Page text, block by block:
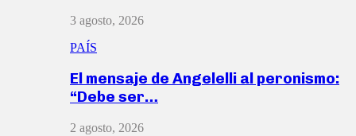
3 agosto, 2026
PAÍS
El mensaje de Angelelli al peronismo:
“Debe ser…
2 agosto, 2026